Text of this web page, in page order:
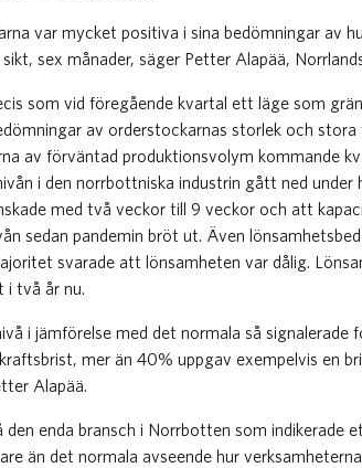
var mycket positiva i sina bedömningar av
sex månader, säger Petter Alapää,
som vid föregående kvartal ett läge som
av orderstockarnas storlek och stora
av förväntad produktionsvolym kommande
i den norrbottniska industrin gått ned under
med två veckor till 9 veckor och att
sedan pandemin bröt ut. Även
svarade att lönsamheten var dålig.
i två år nu.
i jämförelse med det normala så
mer än 40% uppgav exempelvis en
Alapää.
enda bransch i Norrbotten som indikerade
än det normala avseende hur